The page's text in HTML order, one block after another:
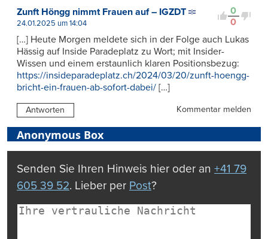
0
0
Zunft Höngg nimmt Frauen auf – IGZDT
24.01.2025 um 14:04
[…] Heute Morgen meldete sich in der Folge auch Lukas
Hässig auf Inside Paradeplatz zu Wort; mit Insider-
Wissen und einem erstaunlich klaren Positionsbezug:
https://insideparadeplatz.ch/2024/03/20/zunft-hoengg-
bricht-ein-frauen-ab-sofort-dabei/ […]
Antworten Kommentar melden
Anonymous Box
Senden Sie Ihren Hinweis hier oder an +41 79
605 39 52. Lieber per Post?